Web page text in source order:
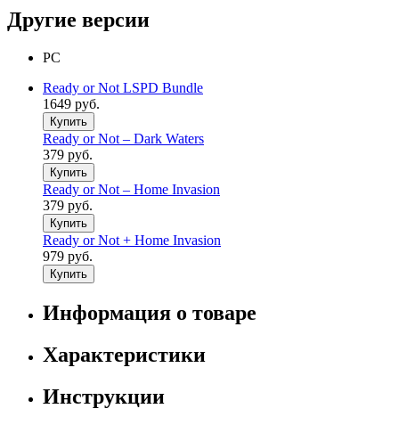
Другие версии
PC
Ready or Not LSPD Bundle
1649 руб.
Купить
Ready or Not – Dark Waters
379 руб.
Купить
Ready or Not – Home Invasion
379 руб.
Купить
Ready or Not + Home Invasion
979 руб.
Купить
Информация о товаре
Характеристики
Инструкции